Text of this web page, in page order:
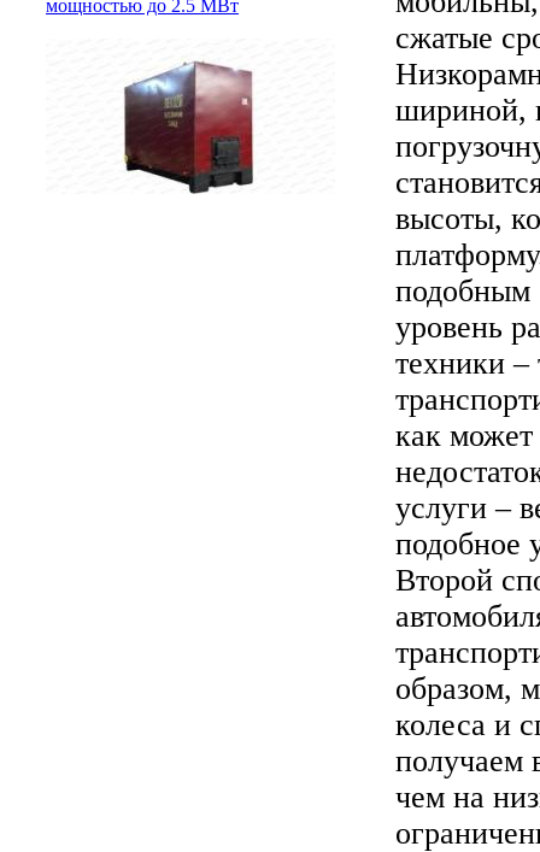
мощностью до 2.5 МВт
сжатые
шириной,
высоты,
подобным
уровень
техники –
как может
услуги –
подобное
Второй
образом,
колеса и
получаем
чем на